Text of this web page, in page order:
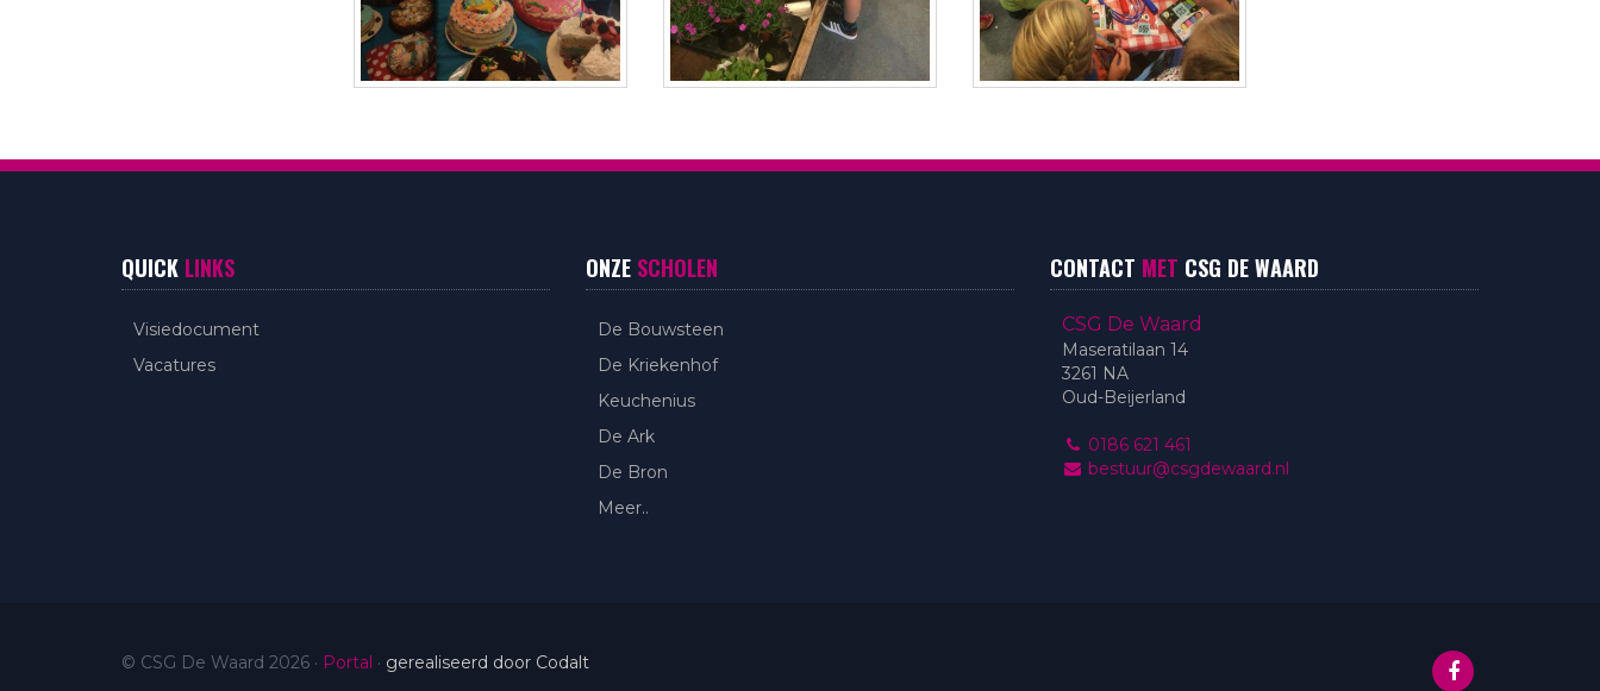
QUICK LINKS
Visiedocument
Vacatures
ONZE SCHOLEN
De Bouwsteen
De Kriekenhof
Keuchenius
De Ark
De Bron
Meer..
CONTACT MET CSG DE WAARD
CSG De Waard
Maseratilaan 14
3261 NA
Oud-Beijerland
0186 621 461
bestuur@csgdewaard.nl
© CSG De Waard 2026 · Portal · gerealiseerd door Codalt